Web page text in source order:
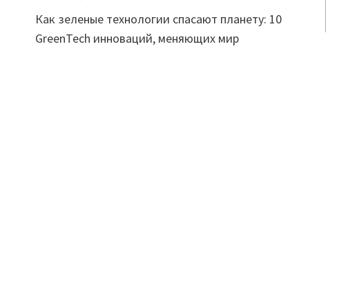
по
Как зеленые технологии спасают планету: 10
GreenTech инноваций, меняющих мир